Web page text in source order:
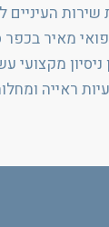
העיניים
מאיר בכפר
מקצועי
ראייה